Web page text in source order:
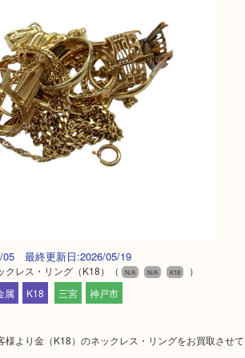
05 最終更新日:2026/05/19
レス・リング（K18） （ N/A N/A K18
）
属 K18 三宮 神戸市
様より金（K18）のネックレス・リングをお買取させて